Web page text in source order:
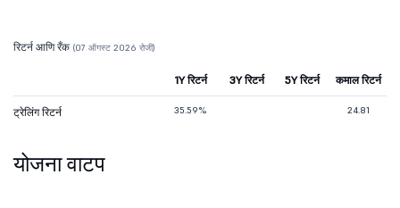
रिटर्न आणि रँक (07 ऑगस्ट 2026 रोजी)
1Y रिटर्न 3Y रिटर्न 5Y रिटर्न कमाल रिटर्न
ट्रेलिंग रिटर्न 35.59% 24.81
योजना वाटप